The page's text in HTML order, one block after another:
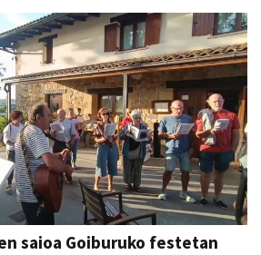
saioa Goiburuko festetan